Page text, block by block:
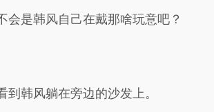
是韩风自己在戴那啥玩意吧？
韩风躺在旁边的沙发上。